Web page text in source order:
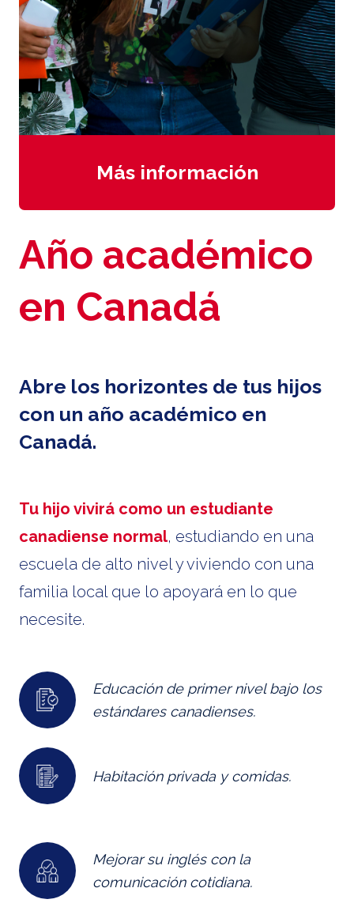
Más información
Año académico
en Canadá
Abre los horizontes de tus hijos
con un año académico en
Canadá.
Tu hijo vivirá como un estudiante
canadiense normal, estudiando en una
escuela de alto nivel y viviendo con una
familia local que lo apoyará en lo que
necesite.
Educación de primer nivel bajo los
estándares canadienses.
Habitación privada y comidas.
Mejorar su inglés con la
comunicación cotidiana.